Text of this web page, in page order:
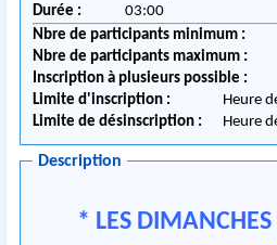
Durée :
03:00
Nbre de participants minimum :
Nbre de participants maximum :
Inscription à plusieurs possible :
Limite d'inscription :
Heure
Limite de désinscription :
Heure
Description
* LES